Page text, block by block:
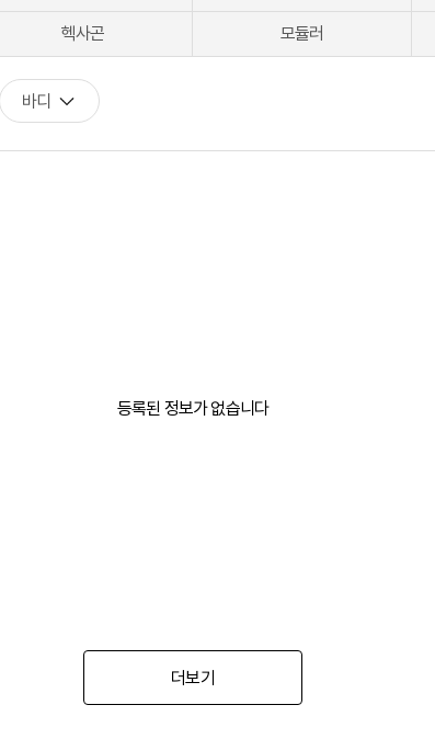
[신상품] 숨겨진 접합선 (Seamless) '피아또 수건걸이'
[신상품] 300mm 미니멀 스퀘어 '피아또 슬라이드바'
[뉴피오] '튀지 않고' 투명한 크리스탈 직수
[신상품] 숨겨진 접합선 (Seamless) '피아또 수건걸이'
[뉴코인청소건] 허리 굽히지 마세요! 변기 뒤로 숨기지도 마세요!
헥사곤 모듈러
바디
등록된 정보가 없습니다
더보기